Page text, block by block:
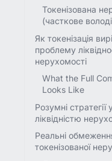
Токенізована
(часткове
Як токенізація
проблему
нерухомості
What the Full
Looks Like
Розумні стратегії
ліквідністю
Реальні
токенізованої